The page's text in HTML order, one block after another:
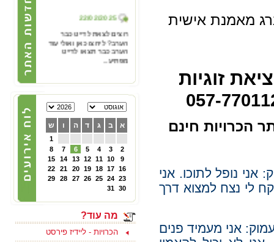
מאמנת אישית
זוגיות
הכרויות חינם
אני נופל לתוכו. אני
לי נצח למצוא דרך
אני מעמיד פנים
22/02/2025
רוצים לצאת לדייט כבר
הערב? ליחצו כאן ואולי עוד
הערב כבר תצאו לדייט
מפתיע...
הכרויות לפרק ב' - קבוצת
פייסבוק תוססת ופעילה
לגרושים וגרושות שמחפשים
הכרות לפרק ב - להצטרפות
05/10/2024
צוות האתר מאחל לכם
ולמשפחתכם, שתהיה שנה
ושכל החטופים יחזרו
במהרה לביתם
א ב ג ד ה ו ש
1
2
3
4
5
6
7
8
9
10
11
12
13
14
15
16
17
18
19
20
21
22
23
24
25
26
27
28
29
30
31
מה עוד?
הכרויות - ליידיז פירסט